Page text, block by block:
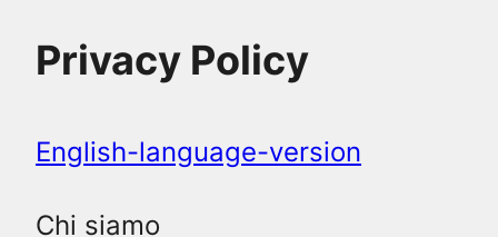
Privacy Policy
English-language-version
Chi siamo